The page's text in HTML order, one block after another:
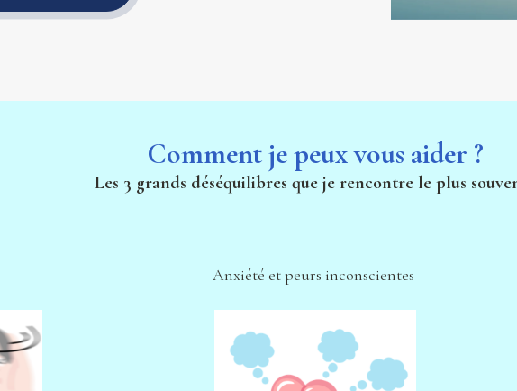
Comment je peux vous aider ?
Les 3 grands déséquilibres que je rencontre le plus
Anxiété et peurs inconscientes